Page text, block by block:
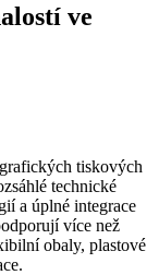
ve
tiskových
technické
a úplné integrace
více než
obaly, plastové